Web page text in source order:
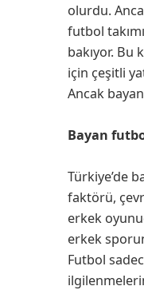
olurdu.
futbol
bakıyor. Bu
için çeşitli
Ancak
Bayan
Türkiye’de
faktörü,
erkek
erkek
Futbol